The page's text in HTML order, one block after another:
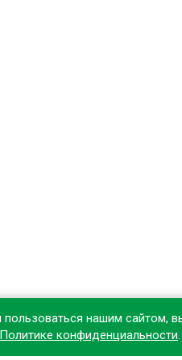
приложение, чтобы
нашим сайтом,
Политике конфиденциальности.